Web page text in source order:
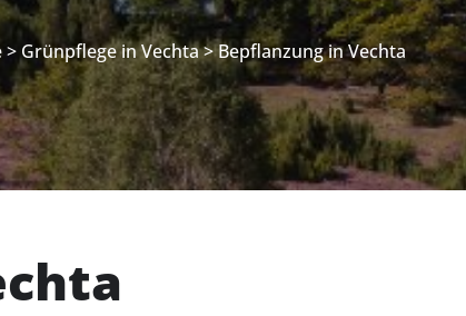
> Grünpflege in Vechta>Bepflanzung in Vechta